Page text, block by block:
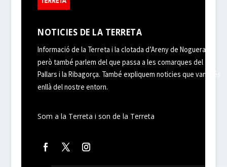
NOTICIES DE LA TERRETA
Informació de la Terreta i la clotada d’Areny de Noguera,
però també parlem del que passa a les comarques del
Pallars i la Ribagorça. També expliquem noticies que van més
enllà del nostre entorn.
Som a la Terreta i son de la Terreta